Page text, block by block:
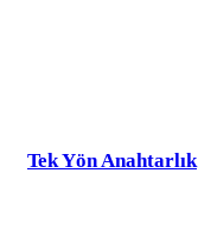
Tek Yön Anahtarlık